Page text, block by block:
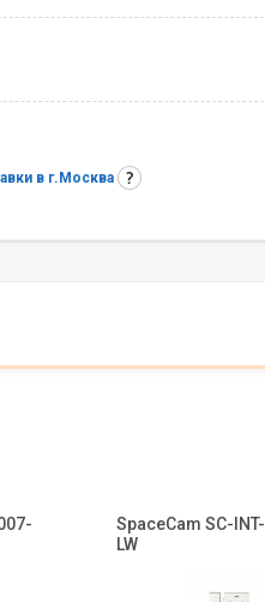
в г.Москва
SpaceCam SC-
LW